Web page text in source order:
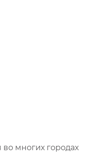
многих городах